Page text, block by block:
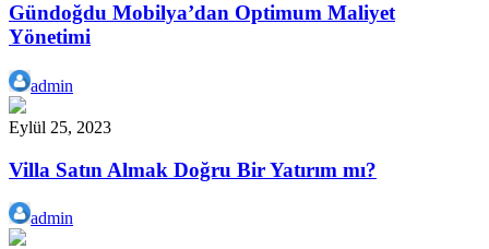
Gündoğdu Mobilya’dan Optimum Maliyet
Yönetimi
admin
Eylül 25, 2023
Villa Satın Almak Doğru Bir Yatırım mı?
admin